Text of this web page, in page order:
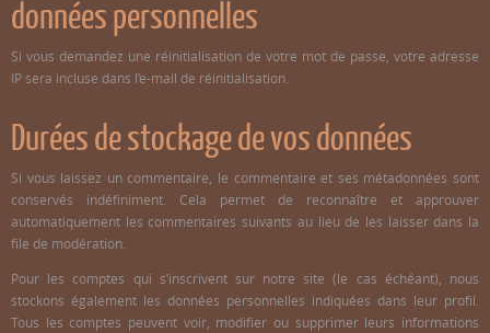
données personnelles
Si vous demandez une réinitialisation de votre mot de passe, votre adresse
IP sera incluse dans l’e-mail de réinitialisation.
Durées de stockage de vos données
Si vous laissez un commentaire, le commentaire et ses métadonnées sont
conservés indéfiniment. Cela permet de reconnaître et approuver
automatiquement les commentaires suivants au lieu de les laisser dans la
file de modération.
Pour les comptes qui s’inscrivent sur notre site (le cas échéant), nous
stockons également les données personnelles indiquées dans leur profil.
Tous les comptes peuvent voir, modifier ou supprimer leurs informations